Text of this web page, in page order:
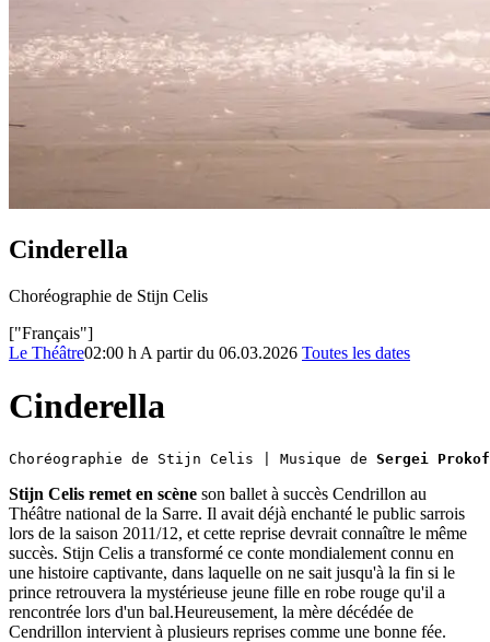
Cinderella
Choréographie de Stijn Celis
["Français"]
Le Théâtre02:00 h A partir du 06.03.2026 Toutes les dates
Cinderella
Choréographie de Stijn Celis | Musique de Sergei
Stijn Celis remet en scène son ballet à succès Cendrillon au
Théâtre national de la Sarre. Il avait déjà enchanté le public sarrois
lors de la saison 2011/12, et cette reprise devrait connaître le même
succès. Stijn Celis a transformé ce conte mondialement connu en
une histoire captivante, dans laquelle on ne sait jusqu'à la fin si le
prince retrouvera la mystérieuse jeune fille en robe rouge qu'il a
rencontrée lors d'un bal.Heureusement, la mère décédée de
Cendrillon intervient à plusieurs reprises comme une bonne fée.